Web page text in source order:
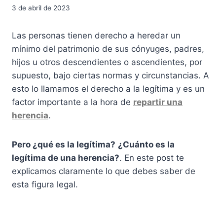
3 de abril de 2023
Las personas tienen derecho a heredar un
mínimo del patrimonio de sus cónyuges, padres,
hijos u otros descendientes o ascendientes, por
supuesto, bajo ciertas normas y circunstancias. A
esto lo llamamos el derecho a la legítima y es un
factor importante a la hora de repartir una
herencia.
Pero ¿qué es la legítima? ¿Cuánto es la
legítima de una herencia?. En este post te
explicamos claramente lo que debes saber de
esta figura legal.